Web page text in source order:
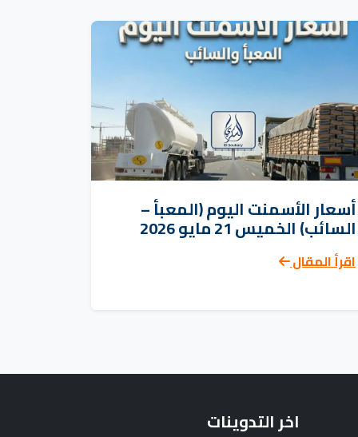
أسعار الأسمنت اليوم (المعبأ –
السائب) الخميس 21 مايو 2026
اقرأ المقال
اخر التدوينات